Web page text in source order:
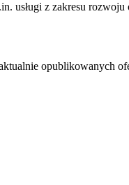
usługi z zakresu
opublikowanych